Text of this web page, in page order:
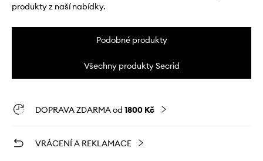
produkty z naší nabídky.
Podobné produkty
Všechny produkty Secrid
DOPRAVA ZDARMA od 1800 Kč
VRÁCENÍ A REKLAMACE